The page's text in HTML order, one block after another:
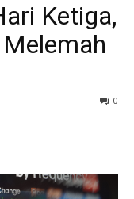
Ketiga,
0